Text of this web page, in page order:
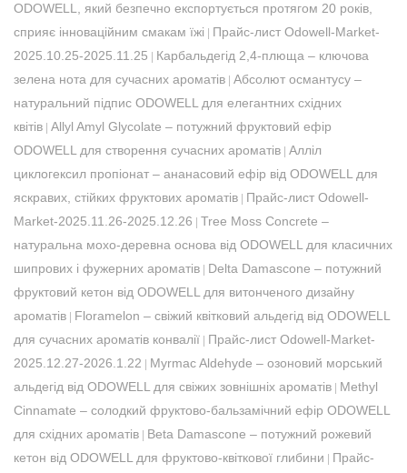
ODOWELL, який безпечно експортується протягом 20 років,
сприяє інноваційним смакам їжі
Прайс-лист Odowell-Market-
2025.10.25-2025.11.25
Карбальдегід 2,4-плюща – ключова
зелена нота для сучасних ароматів Абсолют османтусу –
натуральний підпис ODOWELL для елегантних східних
квітів Allyl Amyl Glycolate – потужний фруктовий ефір
ODOWELL для створення сучасних ароматів Алліл
циклогексил пропіонат – ананасовий ефір від ODOWELL для
яскравих, стійких фруктових ароматів
Прайс-лист Odowell-
Market-2025.11.26-2025.12.26
Tree Moss Concrete –
натуральна мохо-деревна основа від ODOWELL для класичних
шипрових і фужерних ароматів
Delta Damascone – потужний
фруктовий кетон від ODOWELL для витонченого дизайну
ароматів
Floramelon – свіжий квітковий альдегід від ODOWELL
для сучасних ароматів конвалії
Прайс-лист Odowell-Market-
2025.12.27-2026.1.22
Myrmac Aldehyde – озоновий морський
альдегід від ODOWELL для свіжих зовнішніх ароматів
Methyl
Cinnamate – солодкий фруктово-бальзамічний ефір ODOWELL
для східних ароматів
Beta Damascone – потужний рожевий
кетон від ODOWELL для фруктово-квіткової глибини
Прайс-